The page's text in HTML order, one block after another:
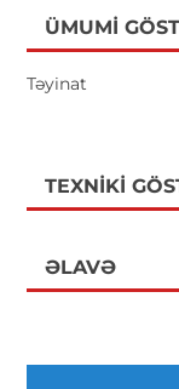
ÜMUMI
Təyinat
TEXNIKI
ƏLAVƏ